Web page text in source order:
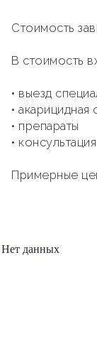
Стоимость
В стоимость
• выезд
• акарицидная
• препараты
• консультация
Примерные
Нет данных